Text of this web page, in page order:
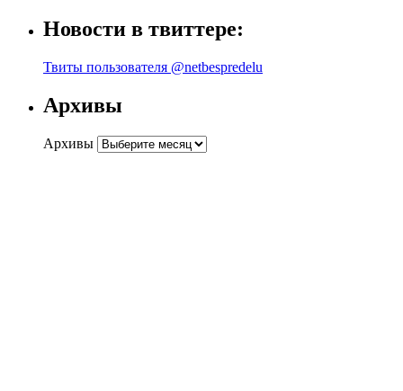
Новости в твиттере:
Твиты пользователя @netbespredelu
Архивы
Архивы